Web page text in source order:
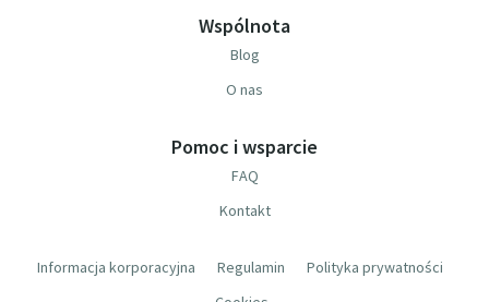
Wspólnota
Blog
O nas
Pomoc i wsparcie
FAQ
Kontakt
Informacja korporacyjna Regulamin
Polityka prywatności